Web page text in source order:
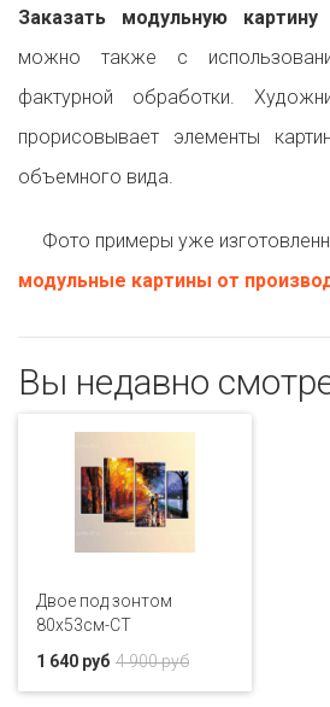
Заказать модульную
можно также с
фактурной обработки.
прорисовывает элементы
объемного вида.
Фото примеры уже
модульные картины от
Вы недавно
Двое под зонтом
80x53см-CT
4 900 руб
1 640 руб